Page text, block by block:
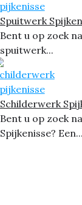
Spuitwerk
Bent u op zoek
spuitwerk...
Schilderwerk
Bent u op zoek
Spijkenisse? Een...